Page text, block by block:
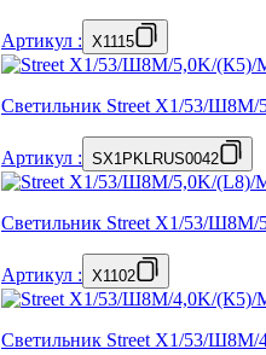
Артикул : X1115
Светильник Street X1/53/
Артикул : SX1PKLRUS0042
Светильник Street X1/53/
Артикул : X1102
Светильник Street X1/53/